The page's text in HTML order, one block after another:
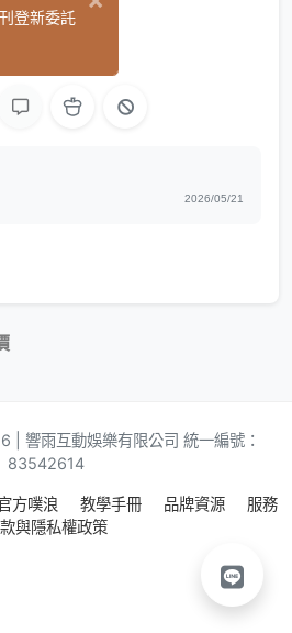
_✧•
2026/05/21
響雨互動娛樂有限公司 統一編號：
83542614
方噗浪 教學手冊 品牌資源
服務
與隱私權政策
登新委託